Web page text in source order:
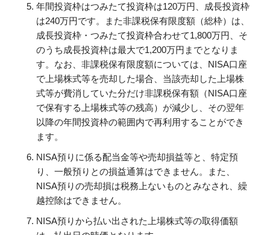
年間投資枠はつみたて投資枠は120万円、成長投資枠
は240万円です。また非課税保有限度額（総枠）は、
成長投資枠・つみたて投資枠合わせて1,800万円、そ
のうち成長投資枠は最大で1,200万円までとなりま
す。なお、非課税保有限度額については、NISA口座
で上場株式等を売却した場合、当該売却した上場株
式等が費消していた分だけ非課税保有額（NISA口座
で保有する上場株式等の残高）が減少し、その翌年
以降の年間投資枠の範囲内で再利用することができ
ます。
NISA預りに係る配当金等や売却損益等と、特定預
り、一般預りとの損益通算はできません。また、
NISA預りの売却損は税務上ないものとみなされ、繰
越控除はできません。
NISA預りから払い出された上場株式等の取得価額